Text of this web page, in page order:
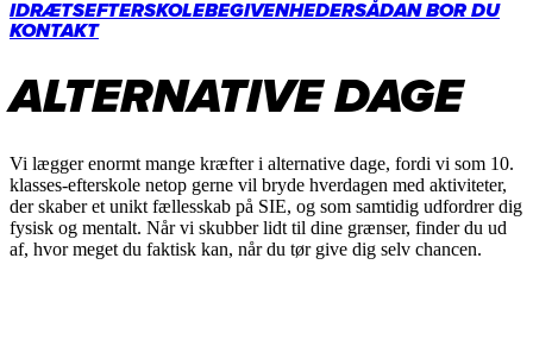
IDRÆTSEFTERSKOLEBEGIVENHEDERSÅDAN BOR DU
KONTAKT
ALTERNATIVE DAGE
Vi lægger enormt mange kræfter i alternative dage, fordi vi som 10.
klasses-efterskole netop gerne vil bryde hverdagen med aktiviteter,
der skaber et unikt fællesskab på SIE, og som samtidig udfordrer dig
fysisk og mentalt. Når vi skubber lidt til dine grænser, finder du ud
af, hvor meget du faktisk kan, når du tør give dig selv chancen.